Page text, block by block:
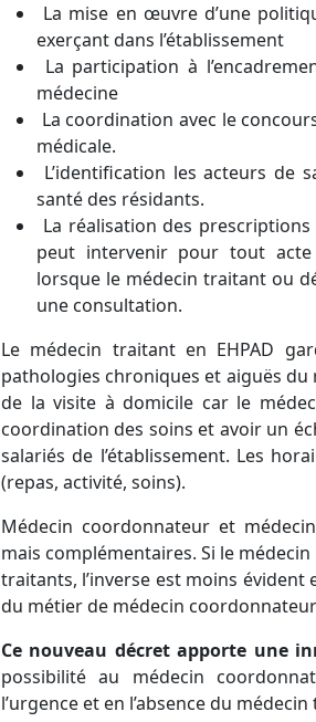
La mise en œuvre d’une
exerçant dans l’établissement
La participation à
médecine
La coordination avec le
médicale.
L’identification les acteurs
santé des résidants.
La réalisation des
peut intervenir pour tout acte
lorsque le médecin traitant ou
une consultation.
Le médecin traitant en EHPAD
pathologies chroniques et aiguës
de la visite à domicile car le
coordination des soins et avoir un
salariés de l’établissement. Les
(repas, activité, soins).
Médecin coordonnateur et
mais complémentaires. Si le
traitants, l’inverse est moins
du métier de médecin coordonnateur
Ce nouveau décret apporte une
possibilité au médecin
l’urgence et en l’absence du